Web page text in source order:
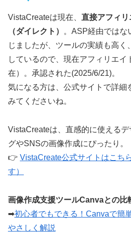
VistaCreateは現在、 直接アフィリ
（ダイレクト） 。ASP経由ではな
じましたが、ツールの実績も高く
しているので、現在アフィリエイ
在）。承認された(2025/6/21)。
気になる方は、公式サイトで詳細
みてくださいね。
VistaCreateは、直感的に使える
グやSNSの画像作成にぴったり。
👉 VistaCreate公式サイトはこち
す）
画像作成支援ツールCanvaとの比
➡初心者でもできる！Canvaで簡
やさしく解説